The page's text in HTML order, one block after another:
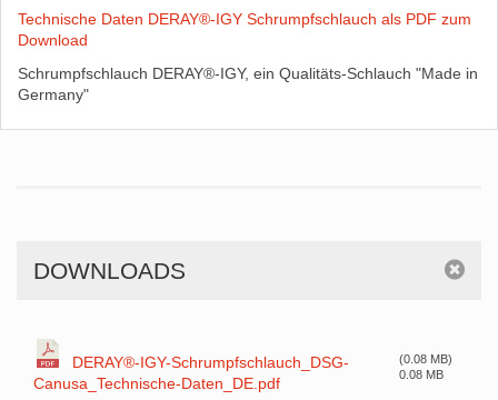
Technische Daten DERAY®-IGY Schrumpfschlauch als PDF zum
Download
Schrumpfschlauch DERAY®-IGY, ein Qualitäts-Schlauch "Made in
Germany"
DOWNLOADS
DERAY®-IGY-Schrumpfschlauch_DSG-
Canusa_Technische-Daten_DE.pdf
(0.08 MB)
0.08 MB